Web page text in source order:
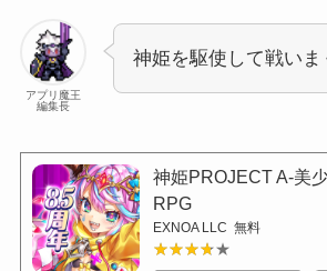
アプリ魔王
編集長
神姫を駆使して戦いま
神姫PROJECT A-美
RPG
EXNOA LLC 無料
★★★★★
★★★★★